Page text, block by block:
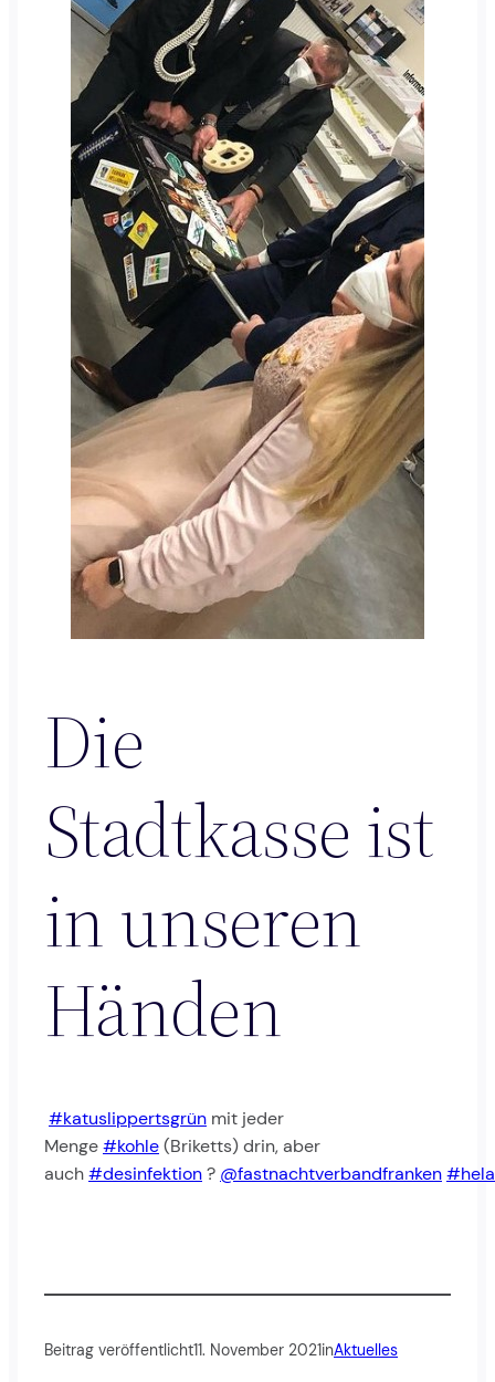
Die
Stadtkasse ist
in unseren
Händen
#katuslippertsgrün mit jeder
Menge#kohle(Briketts) drin, aber
auch#desinfektion? @fastnachtverbandfranken
Beitrag veröffentlicht11. November 2021inAktuelles